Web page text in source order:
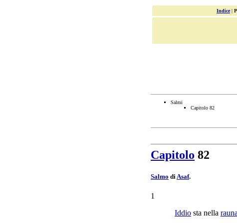
Indice|
Salmi
Capitolo 82
Capitolo 82
Salmo diAsaf.
1
Iddio sta nella